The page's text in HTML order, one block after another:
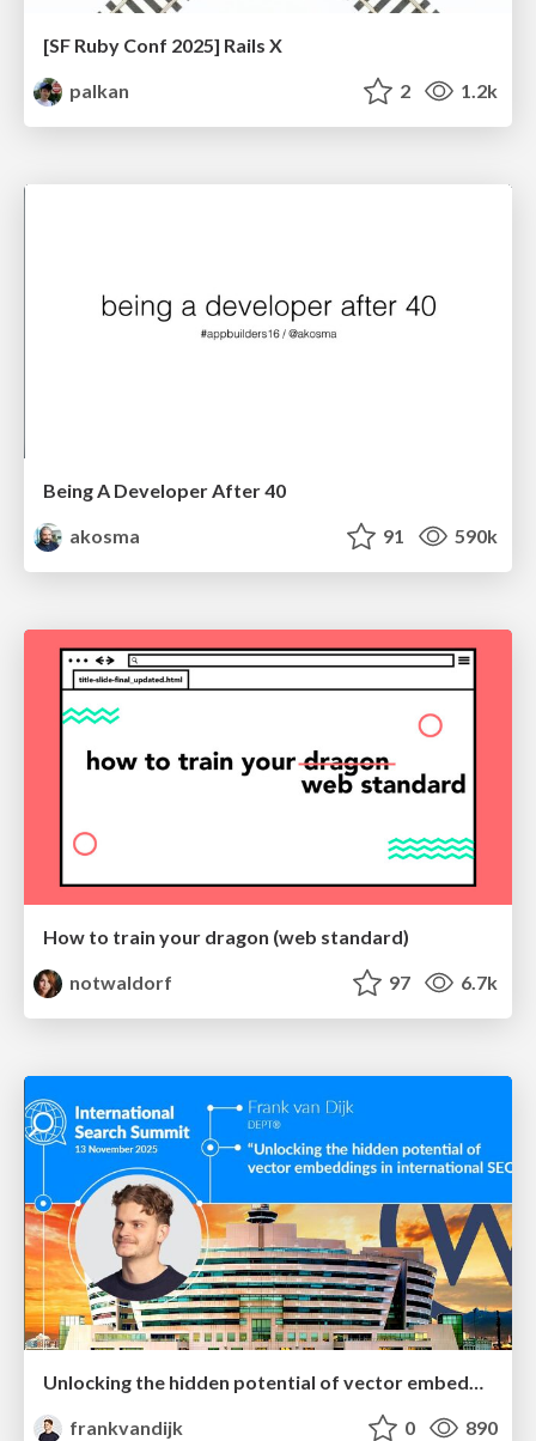
[SF Ruby Conf 2025] Rails X
palkan
2 1.2k
Being A Developer After 40
akosma
91 590k
How to train your dragon (web standard)
notwaldorf
97 6.7k
Unlocking the hidden potential of vector embeddings in international SEO
frankvandijk
0 890